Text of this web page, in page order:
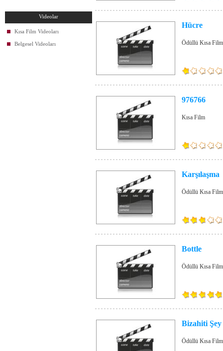
Videolar
Kısa Film Videoları
Belgesel Videoları
Hücre
Ödüllü Kısa Film
976766
Kısa Film
Karşılaşma
Ödüllü Kısa Film
Bottle
Ödüllü Kısa Film
Bizahiti Şey
Ödüllü Kısa Film